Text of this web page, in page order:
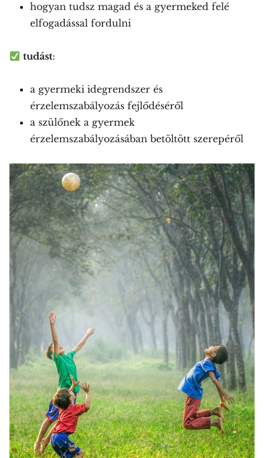
hogyan tudsz magad és a gyermeked felé
elfogadással fordulni
tudást:
a gyermeki idegrendszer és
érzelemszabályozás fejlődéséről
a szülőnek a gyermek
érzelemszabályozásában betöltött szerepéről